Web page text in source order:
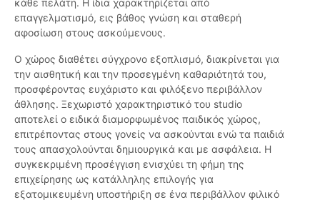
κάθε πελάτη. Η ίδια χαρακτηρίζεται από
επαγγελματισμό, εις βάθος γνώση και σταθερή
αφοσίωση στους ασκούμενους.
Ο χώρος διαθέτει σύγχρονο εξοπλισμό, διακρίνεται για
την αισθητική και την προσεγμένη καθαριότητά του,
προσφέροντας ευχάριστο και φιλόξενο περιβάλλον
άθλησης. Ξεχωριστό χαρακτηριστικό του studio
αποτελεί ο ειδικά διαμορφωμένος παιδικός χώρος,
επιτρέποντας στους γονείς να ασκούνται ενώ τα παιδιά
τους απασχολούνται δημιουργικά και με ασφάλεια. Η
συγκεκριμένη προσέγγιση ενισχύει τη φήμη της
επιχείρησης ως κατάλληλης επιλογής για
εξατομικευμένη υποστήριξη σε ένα περιβάλλον φιλικό